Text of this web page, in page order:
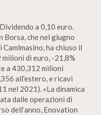
a 0,10 euro.
Borsa, che nel giugno
ha chiuso il
di euro, -21,8%
a 430,312 milioni
all’estero, e ricavi
nel 2021). «La dinamica
dalle operazioni di
dell’anno, Enovation